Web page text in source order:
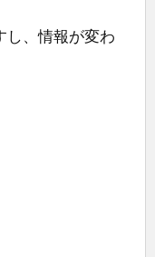
し、情報が変わ